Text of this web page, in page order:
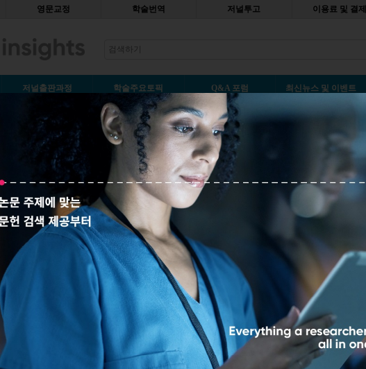
영문교정 학술번역 저널투고 이용료 및 결제
저널출판과정 학술주요토픽 Q&A 포럼 최신뉴스 및 이벤트
최신순
사소통 문제로 다른 저널에 투고하고자 할 때
널에 원고를 투고했습니다. 해당 저널이 사이트가 아닌 이
하는 규정이 있어서, 분야 에디터에게 직접 다이렉트로 투
러나 투고 규정에 따라서 보냈음에도 불구하고, 원고의
유로 용량 수정과 파일 종류 변경을 요청 받았습니다. 하
안은 듣지 못해서 할수 있는 범위내로 다시 재투고를 했었
메일을 수신 확인 하였으나, 답변이 없어서 투고 진행이
기다렸었습니다. 하지만 6개월이 지나도 답변이 없어 진
더니, 에디터에게서 날아온 답변은 투고 신청 메일을 받은